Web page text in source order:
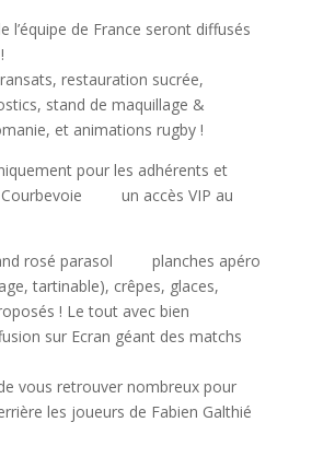
l’équipe de France seront diffusés
restauration sucrée,
stand de maquillage &
et animations rugby !
pour les adhérents et
un accès VIP au
rosé parasol
planches apéro
tartinable), crêpes, glaces,
! Le tout avec bien
sur Ecran géant des matchs
vous retrouver nombreux pour
les joueurs de Fabien Galthié